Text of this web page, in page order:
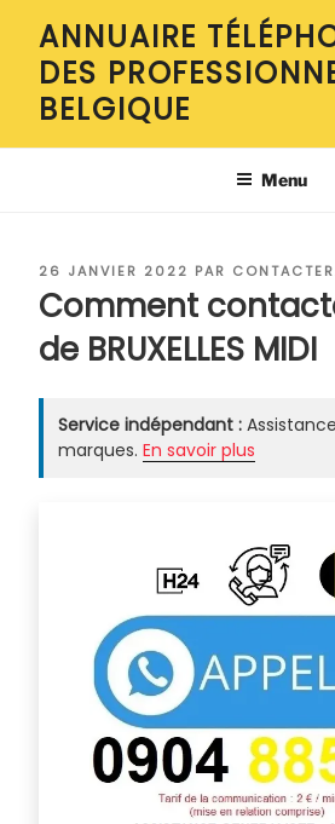
contenu
principal
ANNUAIRE
DES
BELGIQUE
Menu
PUBLIÉ
LE
26 JANVIER 2022 PAR
Comment
de BRUXELLES MIDI
Service indépendant :
marques. En savoir plus